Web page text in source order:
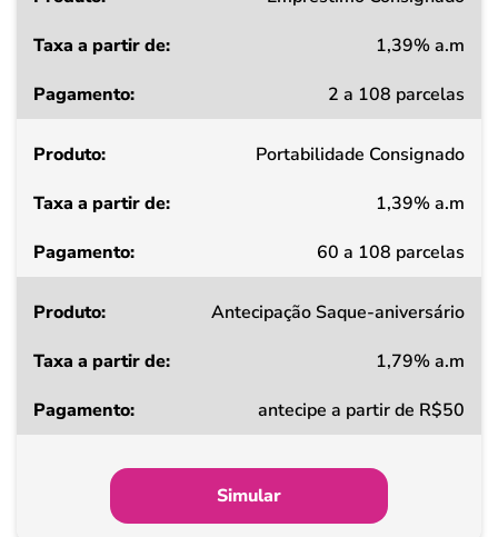
a
de
Pagamento
1,39% a.m
2 a 108 parcelas
Portabilidade Consignado
1,39% a.m
60 a 108 parcelas
Antecipação Saque-aniversário
1,79% a.m
antecipe a partir de R$50
Simular